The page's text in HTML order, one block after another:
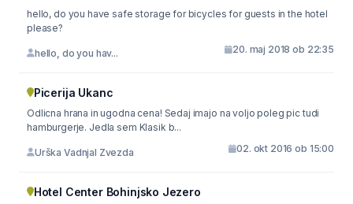
hello, do you have safe storage for bicycles for guests in the hotel
please?
hello, do you hav... 20. maj 2018 ob 22:35
Picerija Ukanc
Odlicna hrana in ugodna cena! Sedaj imajo na voljo poleg pic tudi
hamburgerje. Jedla sem Klasik b...
Urška Vadnjal Zvezda 02. okt 2016 ob 15:00
Hotel Center Bohinjsko Jezero